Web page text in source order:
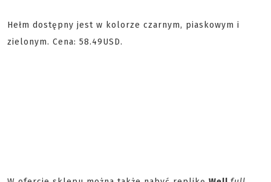
Hełm dostępny jest w kolorze czarnym, piaskowym i
zielonym. Cena: 58.49USD.